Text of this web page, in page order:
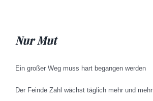
Nur Mut
Ein großer Weg muss hart begangen werden
Der Feinde Zahl wächst täglich mehr und mehr